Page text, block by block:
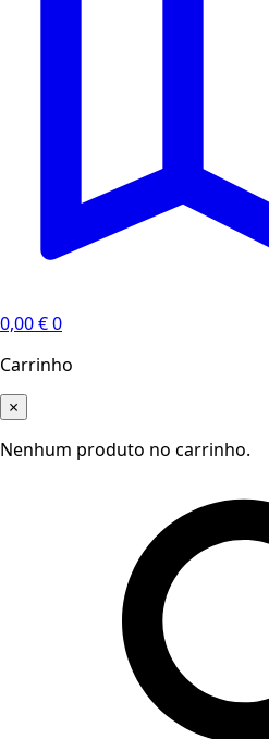
0,00€0
Carrinho
×
Nenhum produto no carrinho.